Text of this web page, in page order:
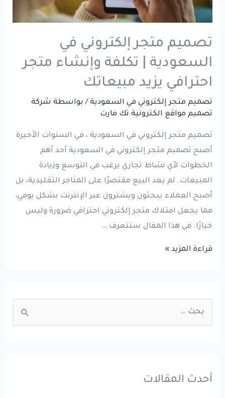
تصميم متجر إلكتروني في
السعودية | تكلفة وإنشاء متجر
احترافي يزيد مبيعاتك
تصميم متجر إلكتروني في السعودية / بواسطة شركة
تصميم مواقع الكترونية تك مارت
تصميم متجر إلكتروني في السعودية ، في السنوات الأخيرة
أصبح تصميم متجر إلكتروني في السعودية أحد أهم
الخطوات لأي نشاط تجاري يرغب في التوسع وزيادة
المبيعات. لم يعد البيع مقتصرًا على المتاجر التقليدية، بل
أصبح العملاء يبحثون ويشترون عبر الإنترنت بشكل يومي،
مما يجعل امتلاك متجر إلكتروني احترافي ضرورة وليس
خيارًا. في هذا المقال ستتعرف …
تصميم
السعودية
|
قراءة المزيد »
c
أحدث المقالات